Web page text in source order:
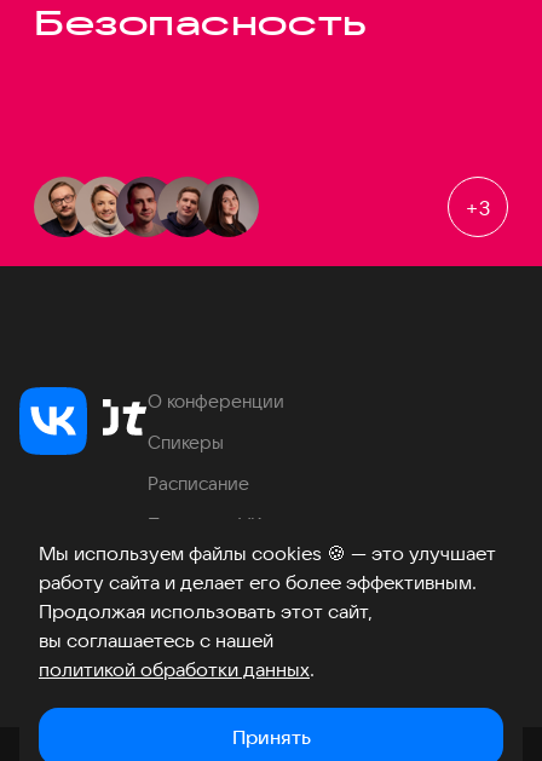
Мы используем файлы cookies 🍪 — это улучшает
работу сайта и делает его более эффективным.
Продолжая использовать этот сайт,
вы соглашаетесь с нашей
политикой обработки данных.
Принять
Безопасность
+3
О конференции
Спикеры
Расписание
Продукты VK
Место проведения
Часто задаваемые вопросы
ТелеграмВКонтакте
Хабр
Возникли вопросы? ©2026